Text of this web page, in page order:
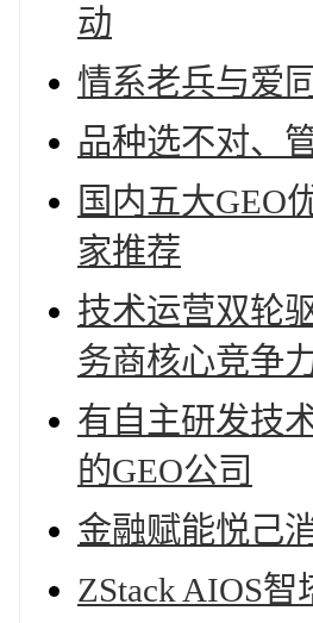
动
情系老兵与爱
品种选不对、
国内五大GEO
家推荐
技术运营双轮
务商核心竞争
有自主研发技
的GEO公司
金融赋能悦己
ZStack AIOS